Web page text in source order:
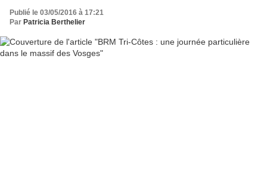
Publié le 03/05/2016 à 17:21
Par Patricia Berthelier